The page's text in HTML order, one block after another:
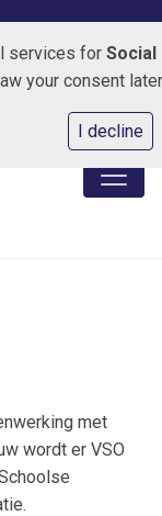
550125 E-
met
wordt er VSO
services for Social
your consent
I decline